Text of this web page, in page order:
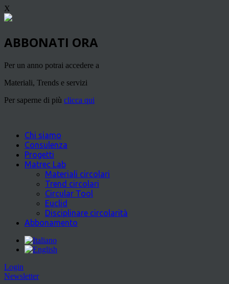
X
ABBONATI ORA
Per un anno potrai accedere a
Materiali, Trends e servizi
Per saperne di più clicca qui
Chi siamo
Consulenza
Progetti
Matrec Lab
Materiali circolari
Trend circolari
Circular Tool
Euclid
Disciplinare circolarità
Abbonamento
Login
Newsletter